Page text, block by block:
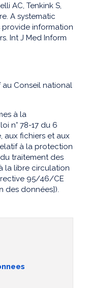
AC, Tenkink S,
A systematic
information
Int J Med Inform
au Conseil national
à la
n° 78-17 du 6
aux fichiers et aux
à la protection
traitement des
la libre circulation
95/46/CE
des données]).